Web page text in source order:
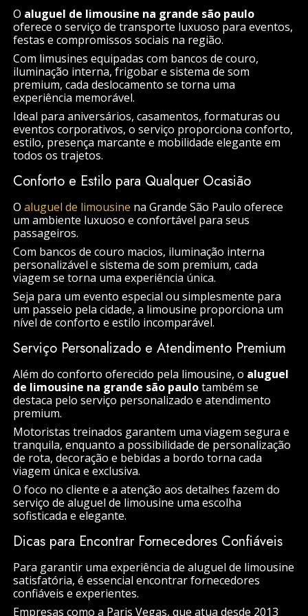
O aluguel de limousine na grande são paulo
oferece o serviço de transporte luxuoso para eventos,
festas e compromissos sociais na região.
Com limusines equipadas com bancos de couro,
iluminação interna, frigobar e sistema de som
premium, cada deslocamento se torna uma
experiência memorável.
Ideal para aniversários, casamentos, formaturas ou
eventos corporativos, o serviço proporciona conforto,
estilo, presença marcante e mobilidade elegante em
todos os trajetos.
Conforto e Estilo para Qualquer Ocasião
Oaluguel de limousine na Grande São Paulo oferece
um ambiente luxuoso e confortável para seus
passageiros.
Com bancos de couro macios, iluminação interna
personalizável e sistema de som premium, cada
viagem se torna uma experiência única.
Seja para um evento especial ou simplesmente para
um passeio pela cidade, a limousine proporciona um
nível de conforto e estilo incomparável.
Serviço Personalizado e Atendimento Premium
Além do conforto oferecido pela limousine, o aluguel
de limousine na grande são paulotambém se
destaca pelo serviço personalizado e atendimento
premium.
Motoristas treinados garantem uma viagem segura e
tranquila, enquanto a possibilidade de personalização
de rota, decoração e bebidas a bordo torna cada
viagem única e exclusiva.
O foco no cliente e a atenção aos detalhes fazem do
serviço de aluguel de limousine uma escolha
sofisticada e elegante.
Dicas para Encontrar Fornecedores Confiáveis
Para garantir uma experiência de aluguel de limousine
satisfatória, é essencial encontrar fornecedores
confiáveis e experientes.
Empresas como a Paris Vegas, que atua desde 2013